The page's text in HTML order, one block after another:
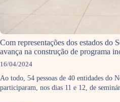
Com representações dos estados do
avança na construção de programa
16/04/2024
Ao todo, 54 pessoas de 40 entidades do
participaram, nos dias 11 e 12, de